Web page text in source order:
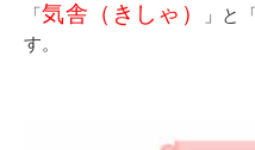
「気舎（きしゃ） 」と
す。